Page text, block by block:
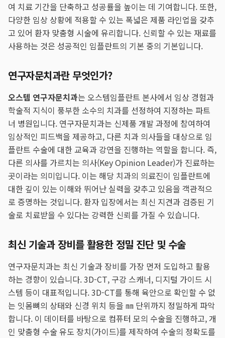
여 치료 기간을 단축하고 성공률을 높이는 데 기여합니다. 또한,
다양한 임상 상황에 적용할 수 있는 폭넓은 제품 라인업을 갖추
고 있어 환자 맞춤형 시술에 유리합니다. 신뢰할 수 있는 재료를
사용하는 것은 성공적인 임플란트의 기본 중의 기본입니다.
연구자문치과란 무엇인가?
오스템 연구자문치과는 오스템임플란트 본사에서 임상 경험과
학술적 지식이 풍부한 소수의 치과를 선정하여 지정하는 파트
너 병원입니다. 연구자문치과는 신제품 개발 과정에 참여하여
임상적인 피드백을 제공하고, 다른 치과 의사들을 대상으로 임
플란트 수술에 대한 교육과 강연을 진행하는 역할을 합니다. 즉,
다른 의사를 가르치는 의사(Key Opinion Leader)가 진료하는
곳이라는 의미입니다. 이는 해당 치과의 의료진이 임플란트에
대한 깊이 있는 이해와 뛰어난 실력을 갖추고 있음을 객관적으
로 증명하는 것입니다. 환자 입장에서는 최신 지견과 검증된 기
술로 치료받을 수 있다는 강력한 신뢰를 가질 수 있습니다.
최신 기술과 장비를 활용한 정밀 진단 및 수술
연구자문치과는 최신 기술과 장비를 가장 먼저 도입하고 활용
하는 경향이 있습니다. 3D-CT, 구강 스캐너, 디지털 가이드 시
스템 등이 대표적입니다. 3D-CT를 통해 육안으로 확인할 수 없
는 잇몸뼈의 상태와 신경 위치 등을 ㎜ 단위까지 정밀하게 파악
합니다. 이 데이터를 바탕으로 컴퓨터 모의 수술을 진행하고, 개
인 맞춤형 수술 유도 장치(가이드)를 제작하여 수술의 정확도를